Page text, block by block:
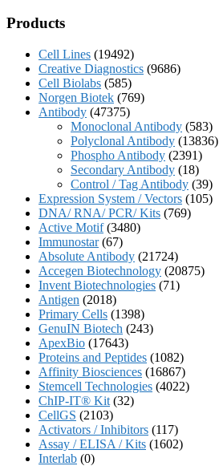
Products
Cell Lines (19492)
Creative Diagnostics (9686)
Cell Biolabs (585)
Norgen Biotek (769)
Antibody (47375)
Monoclonal Antibody (583)
Polyclonal Antibody (13836)
Phospho Antibody (2391)
Secondary Antibody (18)
Control / Tag Antibody (39)
Expression System / Vectors (105)
DNA/ RNA/ PCR/ Kits (769)
Active Motif (3480)
Immunostar (67)
Absolute Antibody (21724)
Accegen Biotechnology (20875)
Invent Biotechnologies (71)
Antigen (2018)
Primary Cells (1398)
GenuIN Biotech (243)
ApexBio (17643)
Proteins and Peptides (1082)
Affinity Biosciences (16867)
Stemcell Technologies (4022)
ChIP-IT® Kit (32)
CellGS (2103)
Activators / Inhibitors (117)
Assay / ELISA / Kits (1602)
Interlab (0)